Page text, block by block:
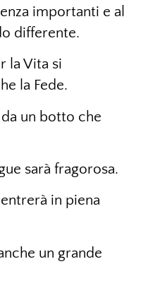
importanti e al
differente.
la Vita si
la Fede.
un botto che
sarà fragorosa.
in piena
un grande